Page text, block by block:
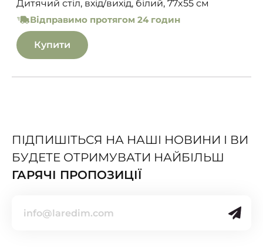
Дитячий стіл, вхід/вихід, білий, 77x55 см
Відправимо протягом 24 годин
Купити
ПІДПИШІТЬСЯ НА НАШІ НОВИНИ І ВИ
БУДЕТЕ ОТРИМУВАТИ НАЙБІЛЬШ
ГАРЯЧІ ПРОПОЗИЦІЇ